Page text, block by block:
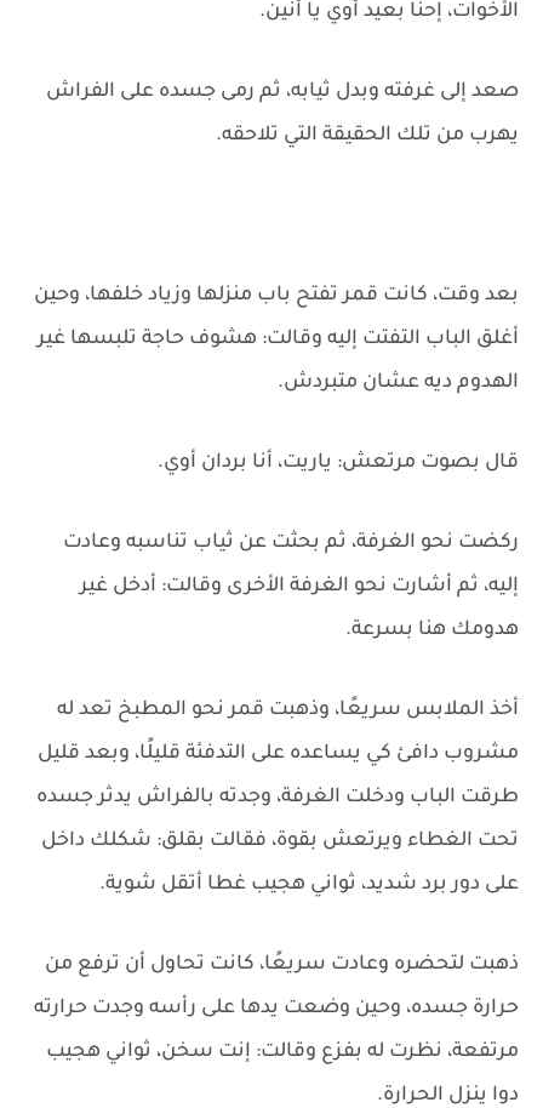
الأخوات، إحنا بعيد أوي يا أنين.
صعد إلى غرفته وبدل ثيابه، ثم رمى جسده على الفراش
يهرب من تلك الحقيقة التي تلاحقه.
بعد وقت، كانت قمر تفتح باب منزلها وزياد خلفها، وحين
أغلق الباب التفتت إليه وقالت: هشوف حاجة تلبسها غير
الهدوم ديه عشان متبردش.
قال بصوت مرتعش: ياريت، أنا بردان أوي.
ركضت نحو الغرفة، ثم بحثت عن ثياب تناسبه وعادت
إليه، ثم أشارت نحو الغرفة الأخرى وقالت: أدخل غير
هدومك هنا بسرعة.
أخذ الملابس سريعًا، وذهبت قمر نحو المطبخ تعد له
مشروب دافئ كي يساعده على التدفئة قليلًا، وبعد قليل
طرقت الباب ودخلت الغرفة، وجدته بالفراش يدثر جسده
تحت الغطاء ويرتعش بقوة، فقالت بقلق: شكلك داخل
على دور برد شديد، ثواني هجيب غطا أتقل شوية.
ذهبت لتحضره وعادت سريعًا، كانت تحاول أن ترفع من
حرارة جسده، وحين وضعت يدها على رأسه وجدت حرارته
مرتفعة، نظرت له بفزع وقالت: إنت سخن، ثواني هجيب
دوا ينزل الحرارة.